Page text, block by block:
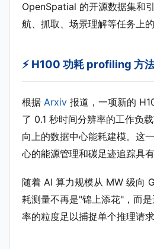
OpenSpatial 的开源数据集和
航、抓取、场景理解等任务上的
⚡ H100 功耗 profiling 方
根据 Arxiv 报道，一项新的
了 0.1 秒时间分辨率的工作负
向上的数据中心能耗建模。这
心的能源管理和碳足迹追踪具有
随着 AI 算力规模从 MW 级向
耗测量不再是"锦上添花"，而
率的粒度足以捕捉单个推理请求